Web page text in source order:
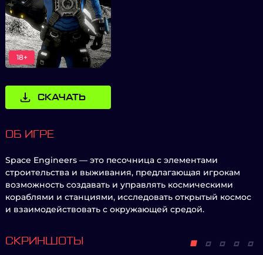
18+
СКАЧАТЬ
ОБ ИГРЕ
Space Engineers — это песочница с элементами
строительства и выживания, предлагающая игрокам
возможность создавать и управлять космическими
кораблями и станциями, исследовать открытый космос
и взаимодействовать с окружающей средой.
СКРИНШОТЫ